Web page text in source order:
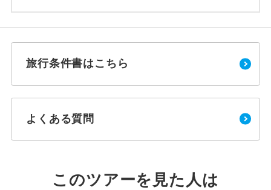
旅行条件書はこちら
よくある質問
このツアーを見た人は